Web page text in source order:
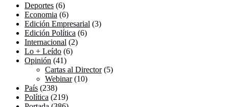
Deportes (6)
Economia (6)
Edición Empresarial (3)
Edición Política (6)
Internacional (2)
Lo + Leído (6)
Opinión (41)
Cartas al Director(5)
Webinar(10)
País (238)
Política (219)